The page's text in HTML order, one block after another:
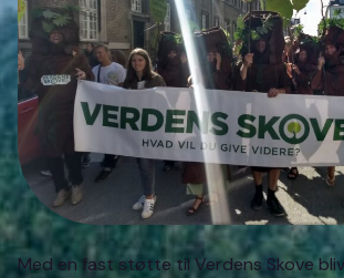
Med en fast støtte til Verdens Skove